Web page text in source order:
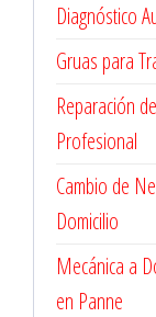
Diagnóstico
Gruas para
Reparación
Profesional
Cambio de
Domicilio
Mecánica a
en Panne